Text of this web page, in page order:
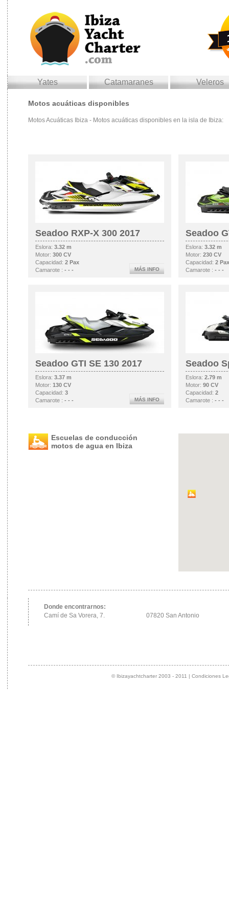
yates catamaranes veleros
motos acuáticas disponibles
Motos Acuáticas Ibiza - Motos acuáticas disponibles en la isla de Ibiza:
Seadoo RXP-X 300 2017
Eslora: 3.32 m
Motor: 300 CV
Capacidad: 2 Pax
Camarote : - - - MÁS INFO
Seadoo
Eslora: 3.32 m
Motor: 230 CV
Capacidad: 2 Pax
Camarote : - - -
Seadoo GTI SE 130 2017
Eslora: 3.37 m
Motor: 130 CV
Capacidad: 3
Camarote : - - - MÁS INFO
Seadoo
Eslora: 2.79 m
Motor: 90 CV
Capacidad: 2
Camarote : - - -
Escuelas de conducción
motos de agua en Ibiza
Donde encontrarnos:
Camí de Sa Vorera, 7.
07820 San Antonio
© Ibizayachtcharter 2003 - 2011 | Condiciones